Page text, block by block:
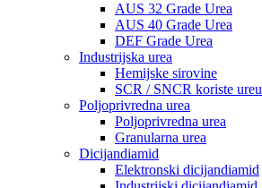
AUS 32 Grade Urea
AUS 40 Grade Urea
DEF Grade Urea
Industrijska urea
Hemijske sirovine
SCR / SNCR koriste ureu
Poljoprivredna urea
Poljoprivredna urea
Granularna urea
Dicijandiamid
Elektronski dicijandiamid